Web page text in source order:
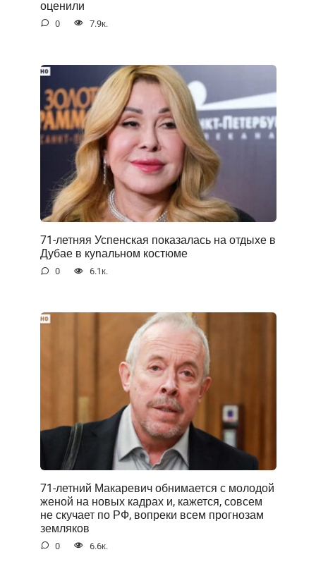
оценили
0 7.9к.
71-летняя Успенская показалась на отдыхе в
Дубае в куnальном костюме
0 6.1к.
71-летний Макаревич обнимается с молодой
женой на новых кадрах и, кажется, совсем
не скучает по РФ, вопреки всем прогнозам
земляков
0 6.6к.